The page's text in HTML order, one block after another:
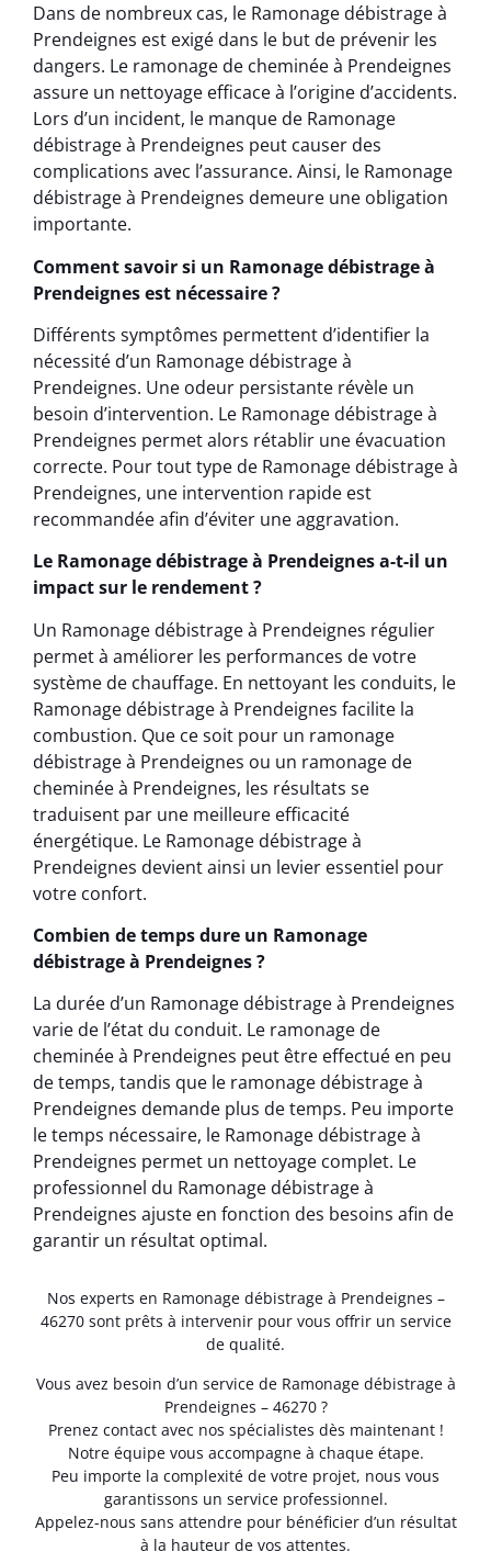
Dans de nombreux cas, le Ramonage débistrage à
Prendeignes est exigé dans le but de prévenir les
dangers. Le ramonage de cheminée à Prendeignes
assure un nettoyage efficace à l’origine d’accidents.
Lors d’un incident, le manque de Ramonage
débistrage à Prendeignes peut causer des
complications avec l’assurance. Ainsi, le Ramonage
débistrage à Prendeignes demeure une obligation
importante.
Comment savoir si un Ramonage débistrage à
Prendeignes est nécessaire ?
Différents symptômes permettent d’identifier la
nécessité d’un Ramonage débistrage à
Prendeignes. Une odeur persistante révèle un
besoin d’intervention. Le Ramonage débistrage à
Prendeignes permet alors rétablir une évacuation
correcte. Pour tout type de Ramonage débistrage à
Prendeignes, une intervention rapide est
recommandée afin d’éviter une aggravation.
Le Ramonage débistrage à Prendeignes a-t-il un
impact sur le rendement ?
Un Ramonage débistrage à Prendeignes régulier
permet à améliorer les performances de votre
système de chauffage. En nettoyant les conduits, le
Ramonage débistrage à Prendeignes facilite la
combustion. Que ce soit pour un ramonage
débistrage à Prendeignes ou un ramonage de
cheminée à Prendeignes, les résultats se
traduisent par une meilleure efficacité
énergétique. Le Ramonage débistrage à
Prendeignes devient ainsi un levier essentiel pour
votre confort.
Combien de temps dure un Ramonage
débistrage à Prendeignes ?
La durée d’un Ramonage débistrage à Prendeignes
varie de l’état du conduit. Le ramonage de
cheminée à Prendeignes peut être effectué en peu
de temps, tandis que le ramonage débistrage à
Prendeignes demande plus de temps. Peu importe
le temps nécessaire, le Ramonage débistrage à
Prendeignes permet un nettoyage complet. Le
professionnel du Ramonage débistrage à
Prendeignes ajuste en fonction des besoins afin de
garantir un résultat optimal.
Nos experts en Ramonage débistrage à Prendeignes –
46270 sont prêts à intervenir pour vous offrir un service
de qualité.
Vous avez besoin d’un service de Ramonage débistrage à
Prendeignes – 46270 ?
Prenez contact avec nos spécialistes dès maintenant !
Notre équipe vous accompagne à chaque étape.
Peu importe la complexité de votre projet, nous vous
garantissons un service professionnel.
Appelez-nous sans attendre pour bénéficier d’un résultat
à la hauteur de vos attentes.